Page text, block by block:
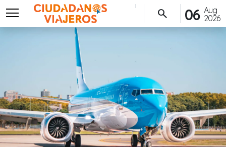
menu
Aug
2026
06
search